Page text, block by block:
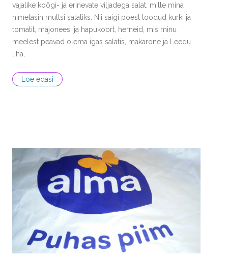
vajalike köögi- ja erinevate viljadega salat, mille mina
nimetasin multsi salatiks. Nii saigi poest toodud kurki ja
tomatit, majoneesi ja hapukoort, herneid, mis minu
meelest peavad olema igas salatis, makarone ja Leedu
liha,
Loe edasi